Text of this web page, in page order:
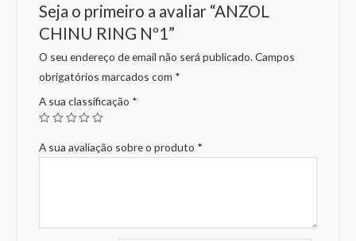
Seja o primeiro a avaliar “ANZOL
CHINU RING Nº1”
O seu endereço de email não será publicado. Campos
obrigatórios marcados com *
A sua classificação *
A sua avaliação sobre o produto *